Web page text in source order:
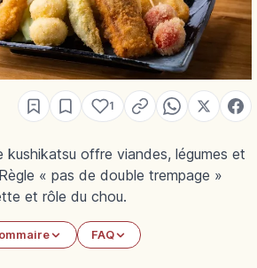
1
kushikatsu offre viandes, légumes et
« pas de double trempage »
et rôle du chou.
FAQ